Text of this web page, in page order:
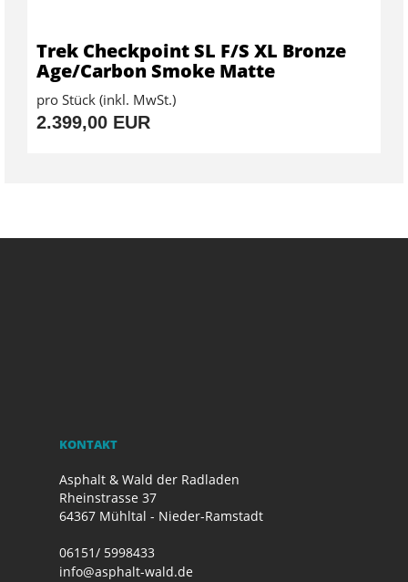
Trek Checkpoint SL F/S XL Bronze
Age/Carbon Smoke Matte
pro Stück (inkl. MwSt.)
2.399,00 EUR
KONTAKT
Asphalt & Wald der Radladen
Rheinstrasse 37
64367 Mühltal - Nieder-Ramstadt
06151/ 5998433
info@asphalt-wald.de